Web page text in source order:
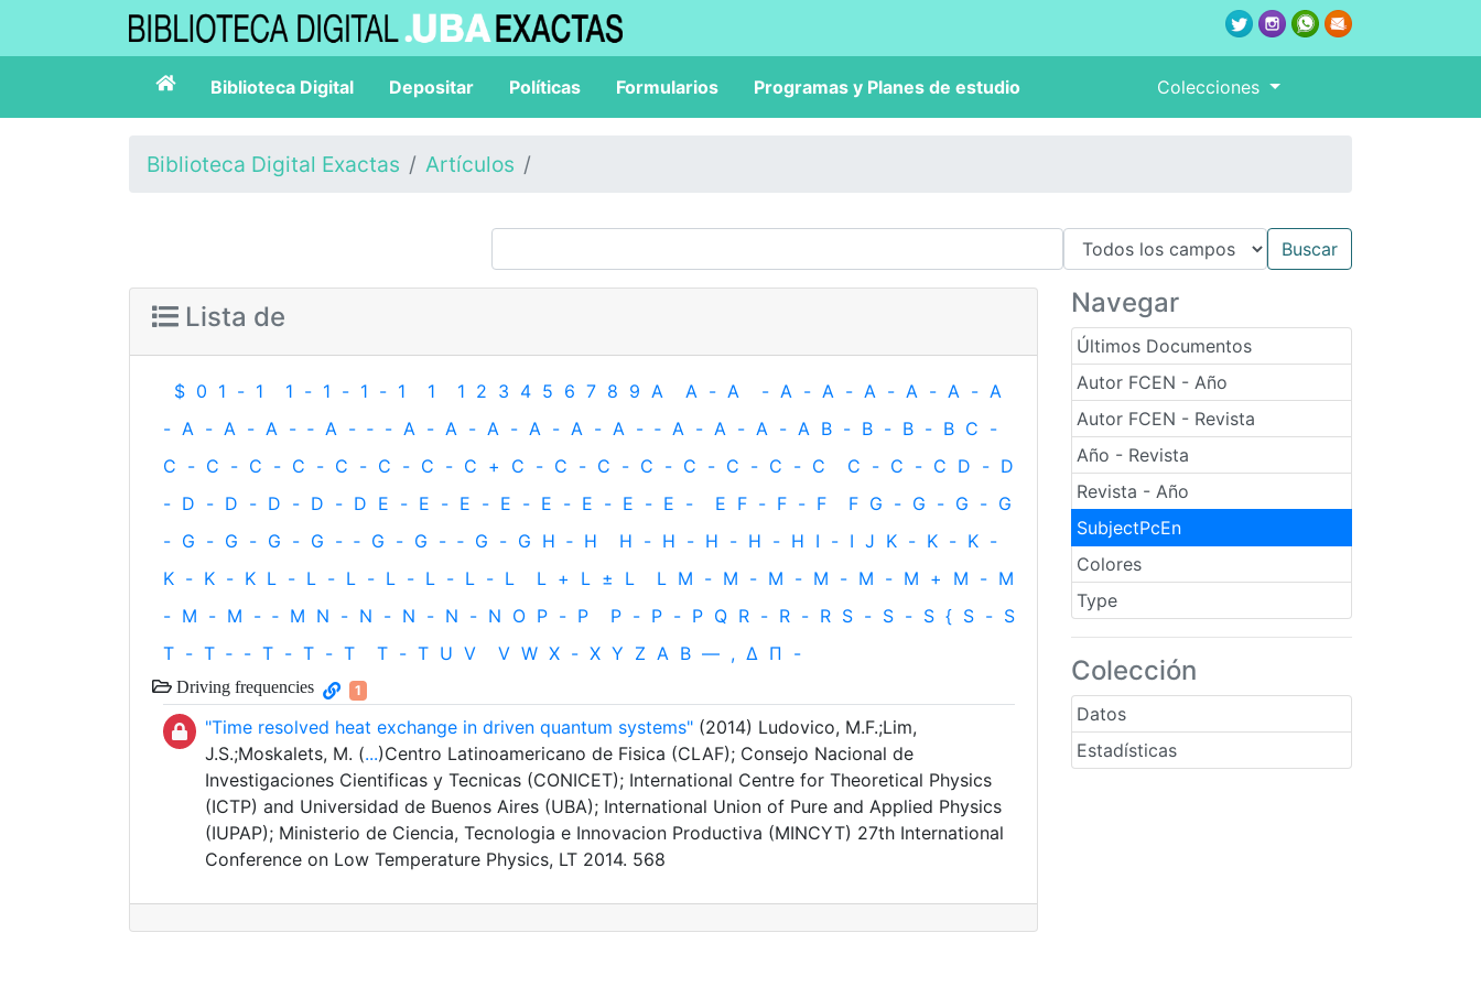
Biblioteca Digital Depositar Políticas Formularios Programas y Planes de estudio Colecciones
Biblioteca Digital Exactas Artículos
Navegar
Últimos Documentos
Autor FCEN - Año
Autor FCEN - Revista
Año - Revista
Revista - Año
SubjectPcEn
Colores
Type
Colección
Datos
Estadísticas
Lista de
$ 0 1 - 1 1 - 1 - 1 - 1 1 1 2 3 4 5 6 7 8 9 A A - A - A - A - A - A - A - A
- A - A - A - ‐ A - ‐ - A - A - A - A - A - A - ‐ A - A - A - A B - B - B - B C -
C - C - C - C - C - C - C - C + C - C - C - C - C - C - C - C C - C - C D - D
- D - D - D - D - D E - E - E - E - E - E - E - E - E F - F - F F G - G - G - G
- G - G - G - G - ‐ G - G - ‐ G - G H ‐ H H - H - H - H - H I - I J K - K - K -
K - K - K L - L - L - L - L - L - L L + L ± L L M - M - M - M - M - M + M - M
- M - M - ‐ M N - N - N - N - N O P - P P - P - P Q R - R - R S - S - S { S - S
T - T ‐ - T - T - T T - T U V V W X - X Y Z Α Β — , Δ Π -
Driving frequencies 1
"Time resolved heat exchange in driven quantum systems" (2014) Ludovico, M.F.;Lim,
J.S.;Moskalets, M. (...)Centro Latinoamericano de Fisica (CLAF); Consejo Nacional de
Investigaciones Cientificas y Tecnicas (CONICET); International Centre for Theoretical Physics
(ICTP) and Universidad de Buenos Aires (UBA); International Union of Pure and Applied Physics
(IUPAP); Ministerio de Ciencia, Tecnologia e Innovacion Productiva (MINCYT) 27th International
Conference on Low Temperature Physics, LT 2014. 568